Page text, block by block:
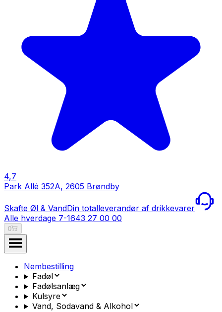
4,7
Park Allé 352A, 2605 Brøndby
Skafte Øl & VandDin totalleverandør af drikkevarer
Alle hverdage 7-1643 27 00 00
0
Nembestilling
Fadøl
Fadølsanlæg
Kulsyre
Vand, Sodavand & Alkohol